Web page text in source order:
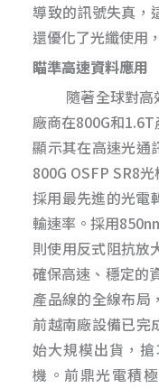
導致的訊號失真，
還優化了光纖使用
瞄準高速資料應用
隨著全球對高效
廠商在800G和
顯示其在高速光通
800G OSFP SR8
採用最先進的光電
輸速率。採用
則使用反式阻抗放
確保高速、穩定的
產品線的全線布局
前越南廠設備已完
始大規模出貨，
機。前鼎光電積